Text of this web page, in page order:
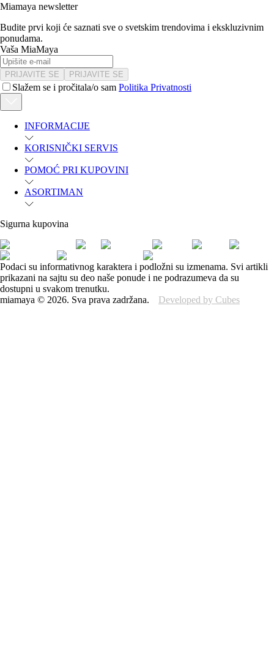
Miamaya newsletter
Budite prvi koji će saznati sve o svetskim trendovima i ekskluzivnim
ponudama.
Vaša MiaMaya
PRIJAVITE SE PRIJAVITE SE
Slažem se i pročitala/o sam Politika Privatnosti
INFORMACIJE
KORISNIČKI SERVIS
POMOĆ PRI KUPOVINI
ASORTIMAN
Sigurna kupovina
Podaci su informativnog karaktera i podložni su izmenama. Svi artikli
prikazani na sajtu su deo naše ponude i ne podrazumeva da su
dostupni u svakom trenutku.
miamaya © 2026. Sva prava zadržana. Developed by Cubes